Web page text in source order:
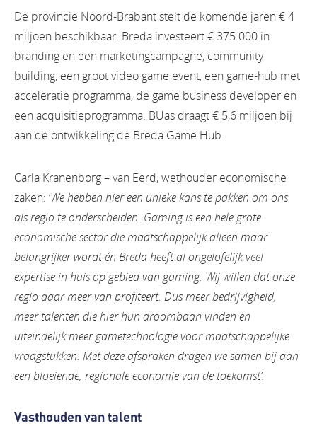
De provincie Noord-Brabant stelt de komende jaren € 4
miljoen beschikbaar. Breda investeert € 375.000 in
branding en een marketingcampagne, community
building, een groot video game event, een game-hub met
acceleratie programma, de game business developer en
een acquisitieprogramma. BUas draagt € 5,6 miljoen bij
aan de ontwikkeling de Breda Game Hub.
Carla Kranenborg – van Eerd, wethouder economische
zaken: ‘We hebben hier een unieke kans te pakken om ons
als regio te onderscheiden. Gaming is een hele grote
economische sector die maatschappelijk alleen maar
belangrijker wordt én Breda heeft al ongelofelijk veel
expertise in huis op gebied van gaming. Wij willen dat onze
regio daar meer van profiteert. Dus meer bedrijvigheid,
meer talenten die hier hun droombaan vinden en
uiteindelijk meer gametechnologie voor maatschappelijke
vraagstukken. Met deze afspraken dragen we samen bij aan
een bloeiende, regionale economie van de toekomst’.
Vasthouden van talent